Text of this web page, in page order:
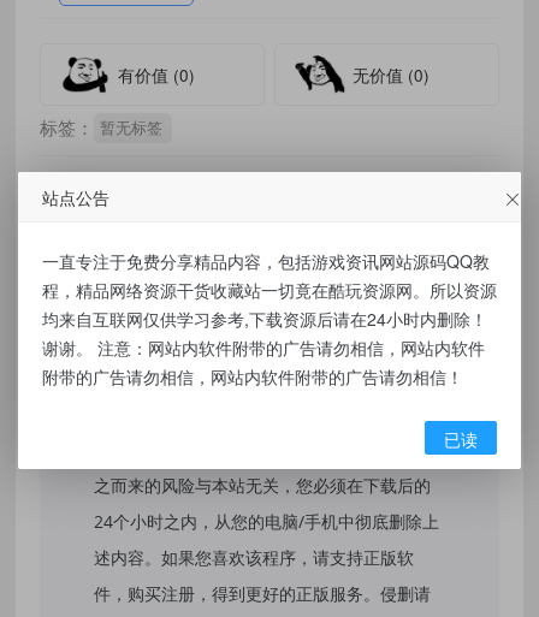
有价值 (0) 无价值 (0)
标签： 暂无标签
免责声明：
本站提供的资源，都来自网络，版权争议与本
站无关，所有内容及软件的文章仅限用于学习
和研究目的。不得将上述内容用于商业或者非
保证内容的长久可用性，通过使用本站内容随
之而来的风险与本站无关，您必须在下载后的
24个小时之内，从您的电脑/手机中彻底删除上
述内容。如果您喜欢该程序，请支持正版软
件，购买注册，得到更好的正版服务。侵删请
站点公告
一直专注于免费分享精品内容，包括游戏资讯网站源码QQ教
程，精品网络资源干货收藏站一切竟在酷玩资源网。所以资源
均来自互联网仅供学习参考,下载资源后请在24小时内删除！
谢谢。 注意：网站内软件附带的广告请勿相信，网站内软件
附带的广告请勿相信，网站内软件附带的广告请勿相信！
已读